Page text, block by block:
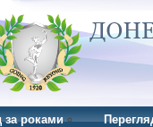
за роками